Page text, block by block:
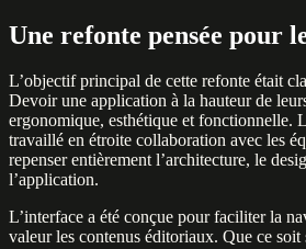
Une refonte pensée pour
L’objectif principal de cette refonte était
Devoir une application à la hauteur de
ergonomique, esthétique et fonctionnelle.
travaillé en étroite collaboration avec les
repenser entièrement l’architecture, le
l’application.
L’interface a été conçue pour faciliter la
valeur les contenus éditoriaux. Que ce soit